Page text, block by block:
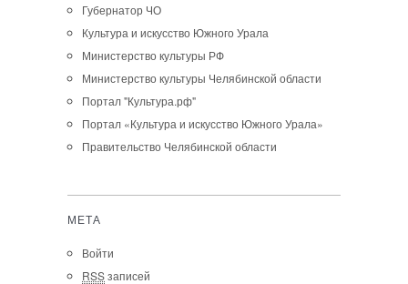
Губернатор ЧО
Культура и искусство Южного Урала
Министерство культуры РФ
Министерство культуры Челябинской области
Портал "Культура.рф"
Портал «Культура и искусство Южного Урала»
Правительство Челябинской области
МЕТА
Войти
RSSзаписей